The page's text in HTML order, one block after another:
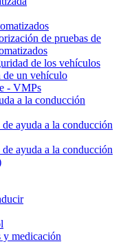
de pruebas de
de los vehículos
de un vehículo
- VMPs
a la conducción
de ayuda a la conducción
de ayuda a la conducción
y medicación